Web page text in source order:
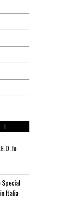
lo
Italia